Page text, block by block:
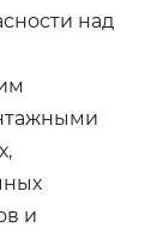
над
и